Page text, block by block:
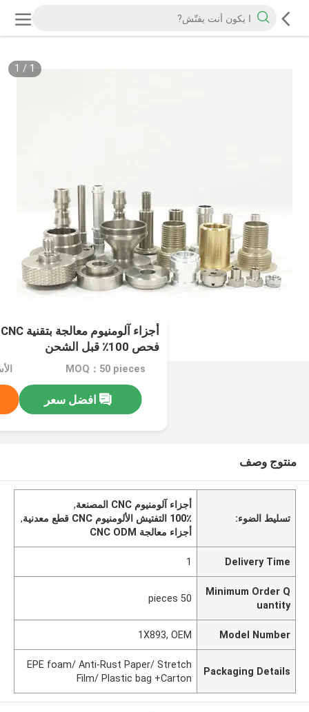
1
/
1
فحص 100٪ قبل الشحن
MOQ：50 pieces
افضل سعر
منتوج وصف
تسليط الضوء:
أجزاء آلومنيوم CNC المصنعة
,
100٪ التفتيش الألومنيوم CNC قطع معدنية
,
أجزاء معالجة CNC ODM
Delivery Time
1
Minimum Order Q
uantity
50 pieces
Model Number
1X893, OEM
Packaging Details
EPE foam/ Anti-Rust Paper/ Stretch
Film/ Plastic bag +Carton